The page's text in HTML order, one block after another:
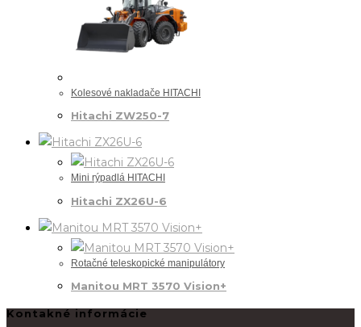
Kolesové nakladače HITACHI
Hitachi ZW250-7
Mini rýpadlá HITACHI
Hitachi ZX26U-6
Rotačné teleskopické manipulátory
Manitou MRT 3570 Vision+
Kontakné informácie